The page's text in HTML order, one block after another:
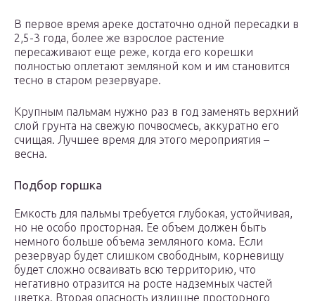
В первое время ареке достаточно одной пересадки в
2,5-3 года, более же взрослое растение
пересаживают еще реже, когда его корешки
полностью оплетают земляной ком и им становится
тесно в старом резервуаре.
Крупным пальмам нужно раз в год заменять верхний
слой грунта на свежую почвосмесь, аккуратно его
счищая. Лучшее время для этого мероприятия –
весна.
Подбор горшка
Емкость для пальмы требуется глубокая, устойчивая,
но не особо просторная. Ее объем должен быть
немного больше объема земляного кома. Если
резервуар будет слишком свободным, корневищу
будет сложно осваивать всю территорию, что
негативно отразится на росте надземных частей
цветка. Вторая опасность излишне просторного